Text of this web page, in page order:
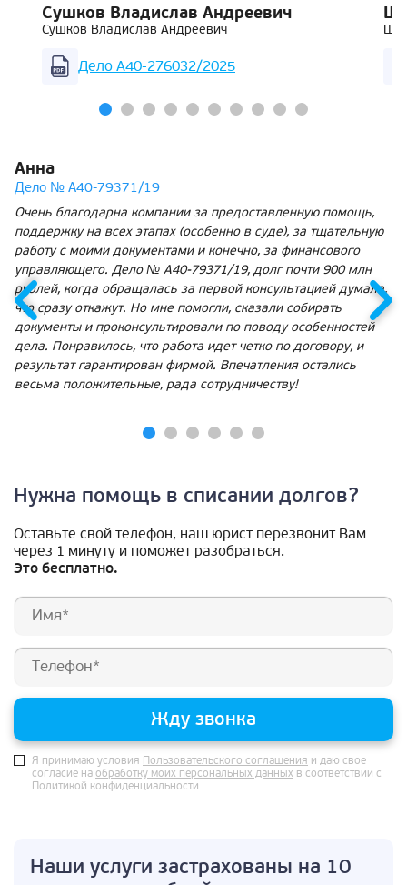
Сушков Владислав Андреевич
Сушков Владислав Андреевич
Дело А40-276032/2025
Анна
Дело № А40-79371/19
Очень благодарна компании за предоставленную помощь,
поддержку на всех этапах (особенно в суде), за тщательную
работу с моими документами и конечно, за финансового
управляющего. Дело № А40-79371/19, долг почти 900 млн
рублей, когда обращалась за первой консультацией думала,
что сразу откажут. Но мне помогли, сказали собирать
документы и проконсультировали по поводу особенностей
дела. Понравилось, что работа идет четко по договору, и
результат гарантирован фирмой. Впечатления остались
весьма положительные, рада сотрудничеству!
Нужна помощь в списании долгов?
Оставьте свой телефон, наш юрист перезвонит Вам
через 1 минуту и поможет разобраться.
Это бесплатно.
Жду звонка
Я принимаю условия Пользовательского соглашения и даю свое
согласие на обработку моих персональных данных в соответствии с
Политикой конфиденциальности
Наши услуги застрахованы на 10